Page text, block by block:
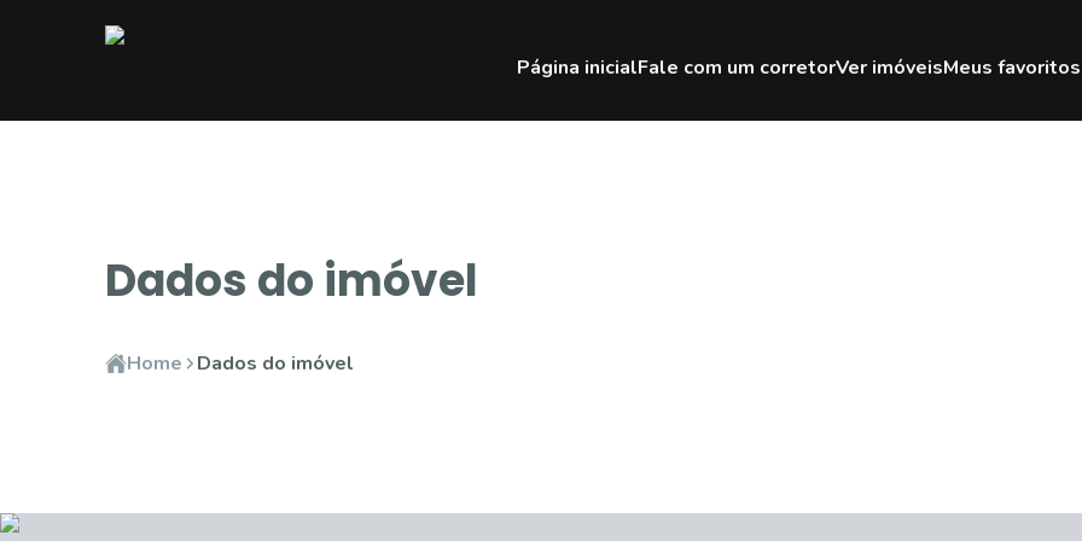
Página inicialFale com um corretorVer imóveisMeus favoritos
Dados do imóvel
Home Dados do imóvel